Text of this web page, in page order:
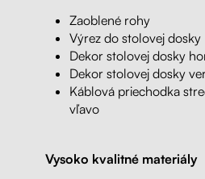
Zaoblené rohy
Výrez do stolovej dosky
Dekor stolovej dosky
Dekor stolovej dosky
Káblová priechodka
vľavo
Vysoko kvalitné materiály